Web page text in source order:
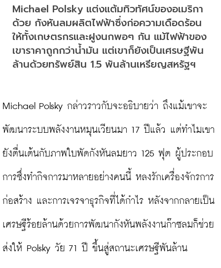
Michael Polsky แต่งแต้มทิวทัศน์ของอเมริกา
ด้วย กังหันลมผลิตไฟฟ้าซึ่งก่อความเดือดร้อน
ให้ทั้งเกษตรกรและฝูงนกพอๆ กัน แม้ไฟฟ้าของ
เขาราคาถูกกว่าน้ำมัน แต่เขาก็ยังเป็นเศรษฐีพัน
ล้านด้วยทรัพย์สิน 1.5 พันล้านเหรียญสหรัฐฯ
Michael Polsky กล่าวราวกับจะอธิบายว่า ถึงแม้เขาจะ
พัฒนาระบบพลังงานหมุนเวียนมา 17 ปีแล้ว แต่ทำไมเขา
ยังตื่นเต้นกับภาพใบพัดกังหันลมยาว 125 ฟุต ผู้ประกอบ
การซึ่งทำกิจการมาหลายอย่างคนนี้ หลงรักเครื่องจักรการ
ก่อสร้าง และการเจรจาธุรกิจที่ได้กำไร หลังจากกลายเป็น
เศรษฐีร้อยล้านด้วยการพัฒนากังหันพลังงานก๊าซลมก็ช่วย
ส่งให้ Polsky วัย 71 ปี ขึ้นสู่สถานะเศรษฐีพันล้าน